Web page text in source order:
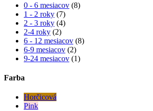
0 - 6 mesiacov (8)
1 - 2 roky (7)
2 - 3 roky (4)
2-4 roky (2)
6 - 12 mesiacov (8)
6-9 mesiacov (2)
9-24 mesiacov (1)
Farba
Horčicová
Pink